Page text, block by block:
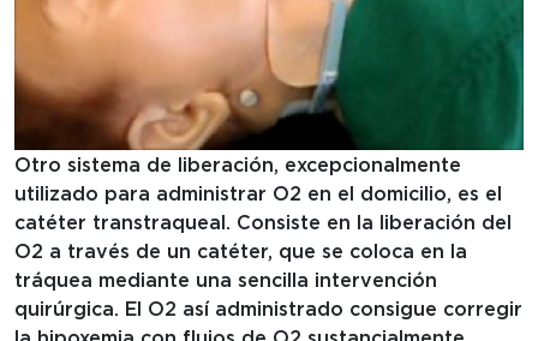
Otro sistema de liberación, excepcionalmente
utilizado para administrar O2 en el domicilio, es el
catéter transtraqueal. Consiste en la liberación del
O2 a través de un catéter, que se coloca en la
tráquea mediante una sencilla intervención
quirúrgica. El O2 así administrado consigue corregir